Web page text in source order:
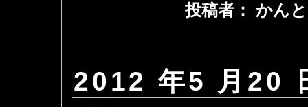
投稿者： かん
2012 年5 月20